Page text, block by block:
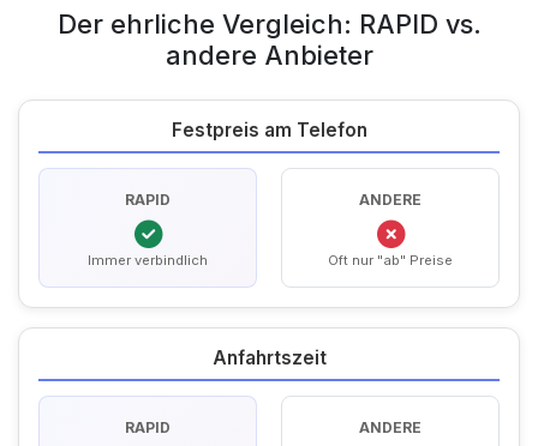
Der ehrliche Vergleich: RAPID vs.
andere Anbieter
Festpreis am Telefon
RAPID
Immer verbindlich
ANDERE
Oft nur "ab" Preise
Anfahrtszeit
RAPID ANDERE